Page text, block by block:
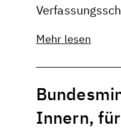
Mehr lesen
Innern,